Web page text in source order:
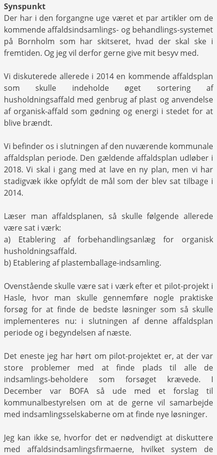
Synspunkt
Der har i den forgangne uge været et par artikler om de
kommende affaldsindsamlings- og behandlings-systemet
på Bornholm som har skitseret, hvad der skal ske i
fremtiden. Og jeg vil derfor gerne give mit besyv med.
Vi diskuterede allerede i 2014 en kommende affaldsplan
som skulle indeholde øget sortering af
husholdningsaffald med genbrug af plast og anvendelse
af organisk-affald som gødning og energi i stedet for at
blive brændt.
Vi befinder os i slutningen af den nuværende kommunale
affaldsplan periode. Den gældende affaldsplan udløber i
2018. Vi skal i gang med at lave en ny plan, men vi har
stadigvæk ikke opfyldt de mål som der blev sat tilbage i
2014.
Læser man affaldsplanen, så skulle følgende allerede
være sat i værk:
a) Etablering af forbehandlingsanlæg for organisk
husholdningsaffald.
b) Etablering af plastemballage-indsamling.
Ovenstående skulle være sat i værk efter et pilot-projekt i
Hasle, hvor man skulle gennemføre nogle praktiske
forsøg for at finde de bedste løsninger som så skulle
implementeres nu: i slutningen af denne affaldsplan
periode og i begyndelsen af næste.
Det eneste jeg har hørt om pilot-projektet er, at der var
store problemer med at finde plads til alle de
indsamlings-beholdere som forsøget krævede. I
December var BOFA så ude med et forslag til
kommunalbestyrelsen om at de gerne vil samarbejde
med indsamlingsselskaberne om at finde nye løsninger.
Jeg kan ikke se, hvorfor det er nødvendigt at diskuttere
med affaldsindsamlingsfirmaerne, hvilket system de